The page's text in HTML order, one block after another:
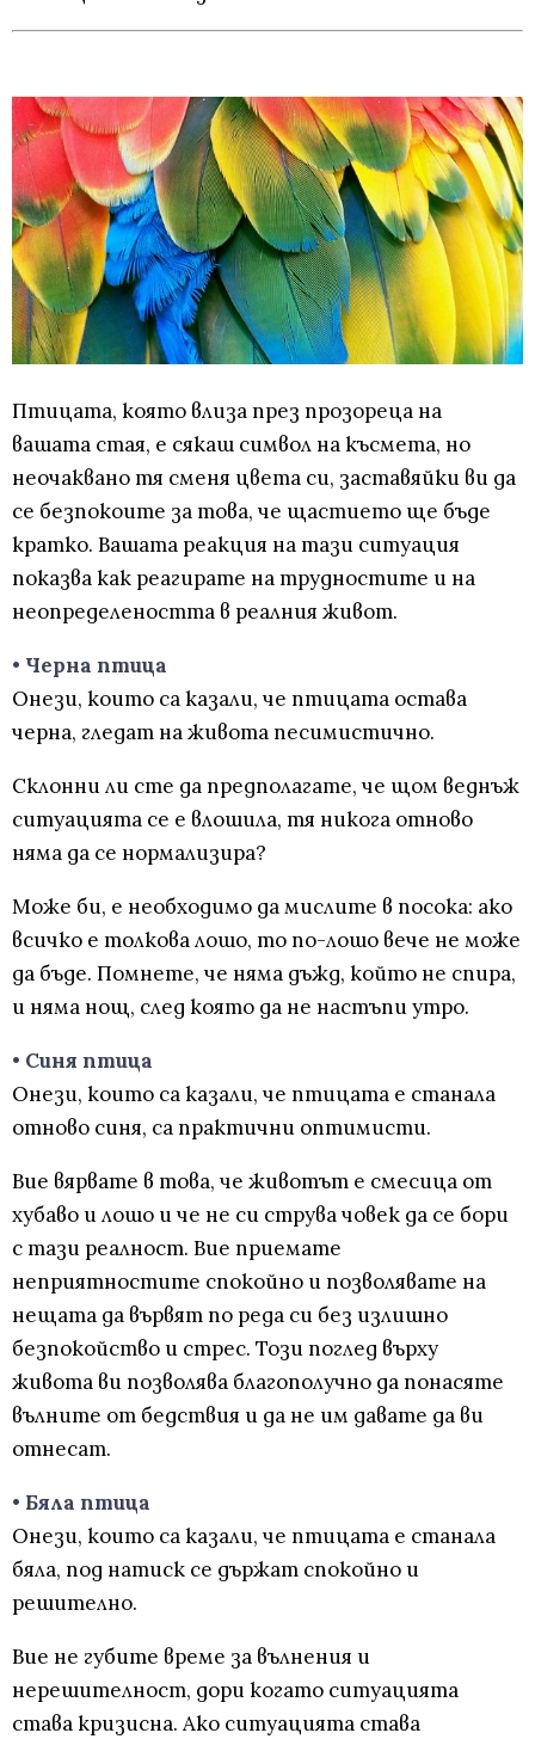
Птицата, която влиза през прозореца на
вашата стая, е сякаш символ на късмета, но
неочаквано тя сменя цвета си, заставяйки ви да
се безпокоите за това, че щастието ще бъде
кратко. Вашата реакция на тази ситуация
показва как реагирате на трудностите и на
неопределеността в реалния живот.
• Черна птица
Онези, които са казали, че птицата остава
черна, гледат на живота песимистично.
Склонни ли сте да предполагате, че щом веднъж
ситуацията се е влошила, тя никога отново
няма да се нормализира?
Може би, е необходимо да мислите в посока: ако
всичко е толкова лошо, то по-лошо вече не може
да бъде. Помнете, че няма дъжд, който не спира,
и няма нощ, след която да не настъпи утро.
• Синя птица
Онези, които са казали, че птицата е станала
отново синя, са практични оптимисти.
Вие вярвате в това, че животът е смесица от
хубаво и лошо и че не си струва човек да се бори
с тази реалност. Вие приемате
неприятностите спокойно и позволявате на
нещата да вървят по реда си без излишно
безпокойство и стрес. Този поглед върху
живота ви позволява благополучно да понасяте
вълните от бедствия и да не им давате да ви
отнесат.
• Бяла птица
Онези, които са казали, че птицата е станала
бяла, под натиск се държат спокойно и
решително.
Вие не губите време за вълнения и
нерешителност, дори когато ситуацията
става кризисна. Ако ситуацията става